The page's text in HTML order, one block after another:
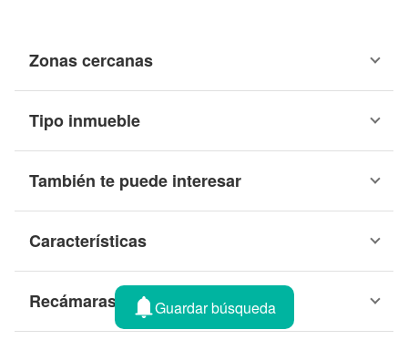
Zonas cercanas
Tipo inmueble
También te puede interesar
Características
Recámaras Guardar búsqueda